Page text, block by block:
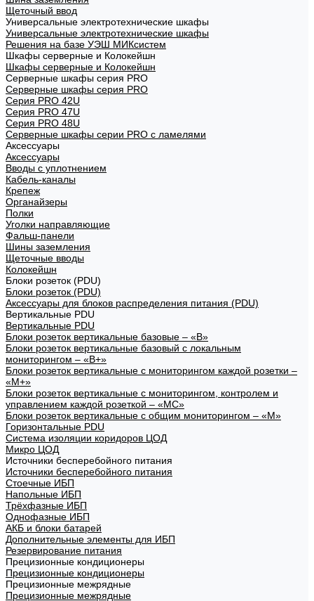
Щеточный ввод
Универсальные электротехнические шкафы
Универсальные электротехнические шкафы
Решения на базе УЭШ МИКсистем
Шкафы серверные и Колокейшн
Шкафы серверные и Колокейшн
Серверные шкафы серия PRO
Серверные шкафы серия PRO
Серия PRO 42U
Серия PRO 47U
Серия PRO 48U
Серверные шкафы серии PRO с ламелями
Аксессуары
Аксессуары
Вводы с уплотнением
Кабель-каналы
Крепеж
Органайзеры
Полки
Уголки направляющие
Фальш-панели
Шины заземления
Щеточные вводы
Колокейшн
Блоки розеток (PDU)
Блоки розеток (PDU)
Аксессуары для блоков распределения питания (PDU)
Вертикальные PDU
Вертикальные PDU
Блоки розеток вертикальные базовые – «В»
Блоки розеток вертикальные базовый с локальным
мониторингом – «В+»
Блоки розеток вертикальные с мониторингом каждой розетки –
«М+»
Блоки розеток вертикальные с мониторингом, контролем и
управлением каждой розеткой – «МС»
Блоки розеток вертикальные с общим мониторингом – «М»
Горизонтальные PDU
Система изоляции коридоров ЦОД
Микро ЦОД
Источники бесперебойного питания
Источники бесперебойного питания
Стоечные ИБП
Напольные ИБП
Трёхфазные ИБП
Однофазные ИБП
АКБ и блоки батарей
Дополнительные элементы для ИБП
Резервирование питания
Прецизионные кондиционеры
Прецизионные кондиционеры
Прецизионные межрядные
Прецизионные межрядные